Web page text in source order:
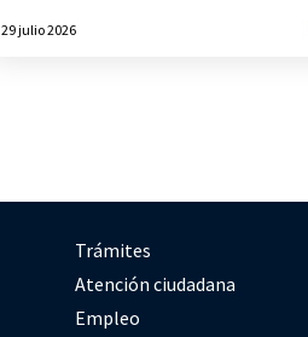
29 julio 2026
Trámites
Atención ciudadana
Empleo